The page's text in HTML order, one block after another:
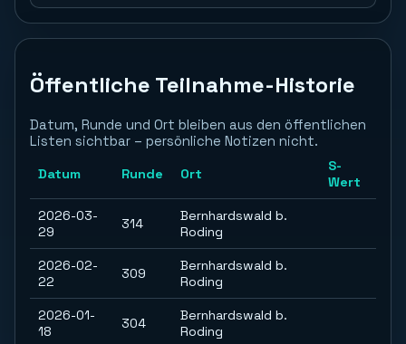
Öffentliche Teilnahme-Historie
Datum, Runde und Ort bleiben aus den öffentlichen
Listen sichtbar – persönliche Notizen nicht.
Datum
Runde Ort
S-
Wert
2026-03-
29
314
Bernhardswald b.
Roding
2026-02-
22
309
Bernhardswald b.
Roding
2026-01-
18
304
Bernhardswald b.
Roding